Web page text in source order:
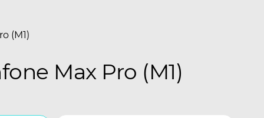
(M1)
Max Pro (M1)